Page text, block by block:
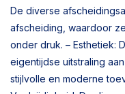
De diverse
afscheiding, waardoor
onder druk. – Esthetiek:
eigentijdse uitstraling
stijlvolle en moderne